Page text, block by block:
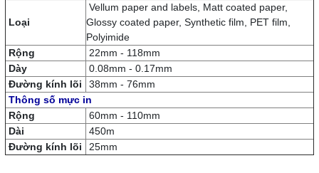
Loại
Vellum paper and labels, Matt coated paper,
Glossy coated paper, Synthetic film, PET film,
Polyimide
Rộng
22mm - 118mm
Dày
0.08mm - 0.17mm
Đường kính lõi
38mm - 76mm
Thông số mực in
Rộng
60mm - 110mm
Dài
450m
Đường kính lõi
25mm